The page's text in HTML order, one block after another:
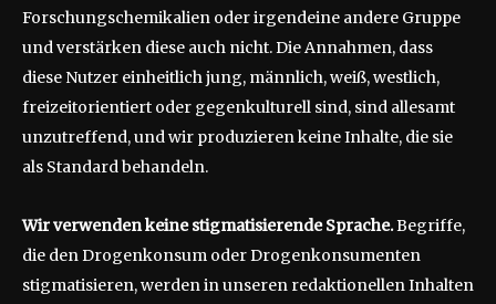
Forschungschemikalien oder irgendeine andere Gruppe
und verstärken diese auch nicht. Die Annahmen, dass
diese Nutzer einheitlich jung, männlich, weiß, westlich,
freizeitorientiert oder gegenkulturell sind, sind allesamt
unzutreffend, und wir produzieren keine Inhalte, die sie
als Standard behandeln.
Wir verwenden keine stigmatisierende Sprache.Begriffe,
die den Drogenkonsum oder Drogenkonsumenten
stigmatisieren, werden in unseren redaktionellen Inhalten